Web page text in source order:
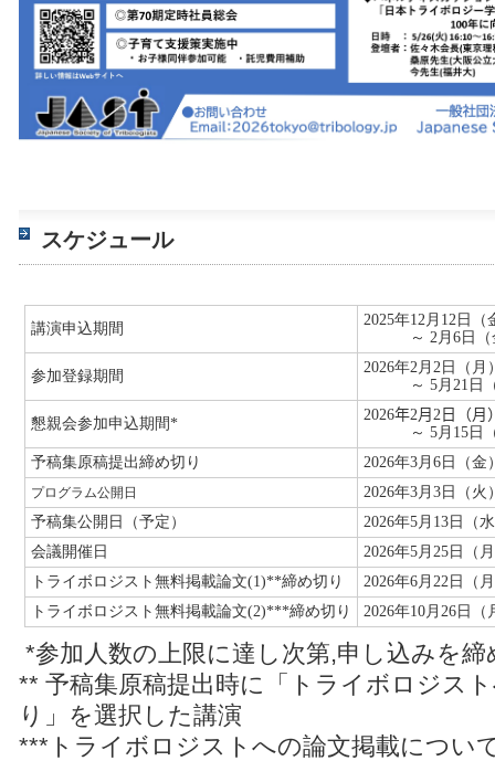
スケジュール
講演申込期間
2025年12月 12 日（
～ 2月6 日
参加登録期間
2026年2月 2 日（月
～ 5月21 日
懇親会参加申込期間*
2026年2月 2 日（月
～ 5月15 日
予稿集原稿提出締め切り
2026年3月 6 日（金
プログラム公開日 2026年3月3日（火
予稿集公開日（予定）
2026年5月 13 日（
会議開催日
2026年5月25日（
トライボロジスト無料掲載論文(1)**締め切り 2026年6月 22 日（
トライボロジスト無料掲載論文(2)***締め切り 2026年10月 26 日（
*参加人数の上限に達し次第,申し込みを
** 予稿集原稿提出時に「トライボロジス
り」を選択した講演
***トライボロジストへの論文掲載につい